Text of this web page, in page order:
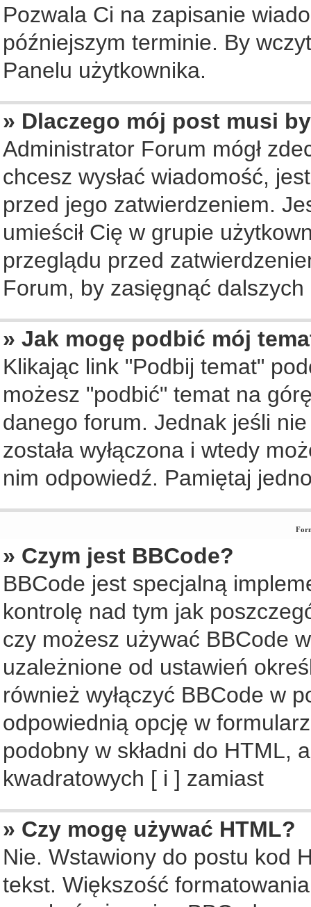
Pozwala Ci na zapisanie
późniejszym terminie. By
Panelu użytkownika.
» Dlaczego mój post musi
Administrator Forum mógł
chcesz wysłać wiadomość,
przed jego zatwierdzeniem.
umieścił Cię w grupie
przeglądu przed
Forum, by zasięgnąć
» Jak mogę podbić mój
Klikając link "Podbij temat"
możesz "podbić" temat na
danego forum. Jednak jeśli
została wyłączona i wtedy
nim odpowiedź. Pamiętaj
» Czym jest BBCode?
BBCode jest specjalną
kontrolę nad tym jak
czy możesz używać BBCode
uzależnione od ustawień
również wyłączyć BBCode w
odpowiednią opcję w
podobny w składni do HTML,
kwadratowych [ i ] zamiast
» Czy mogę używać HTML?
Nie. Wstawiony do postu kod
tekst. Większość